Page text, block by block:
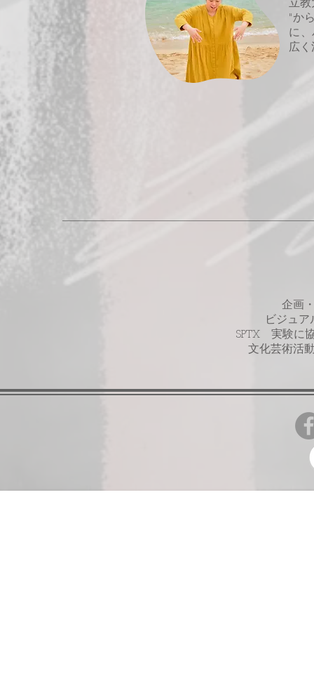
立
"か
に
広く
企画
ビジュ
​SPTX 実験に
文化芸術活